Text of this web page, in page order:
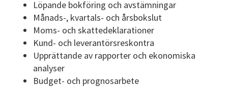
Löpande bokföring och avstämningar
Månads-, kvartals- och årsbokslut
Moms- och skattedeklarationer
Kund- och leverantörsreskontra
Upprättande av rapporter och ekonomiska
analyser
Budget- och prognosarbete